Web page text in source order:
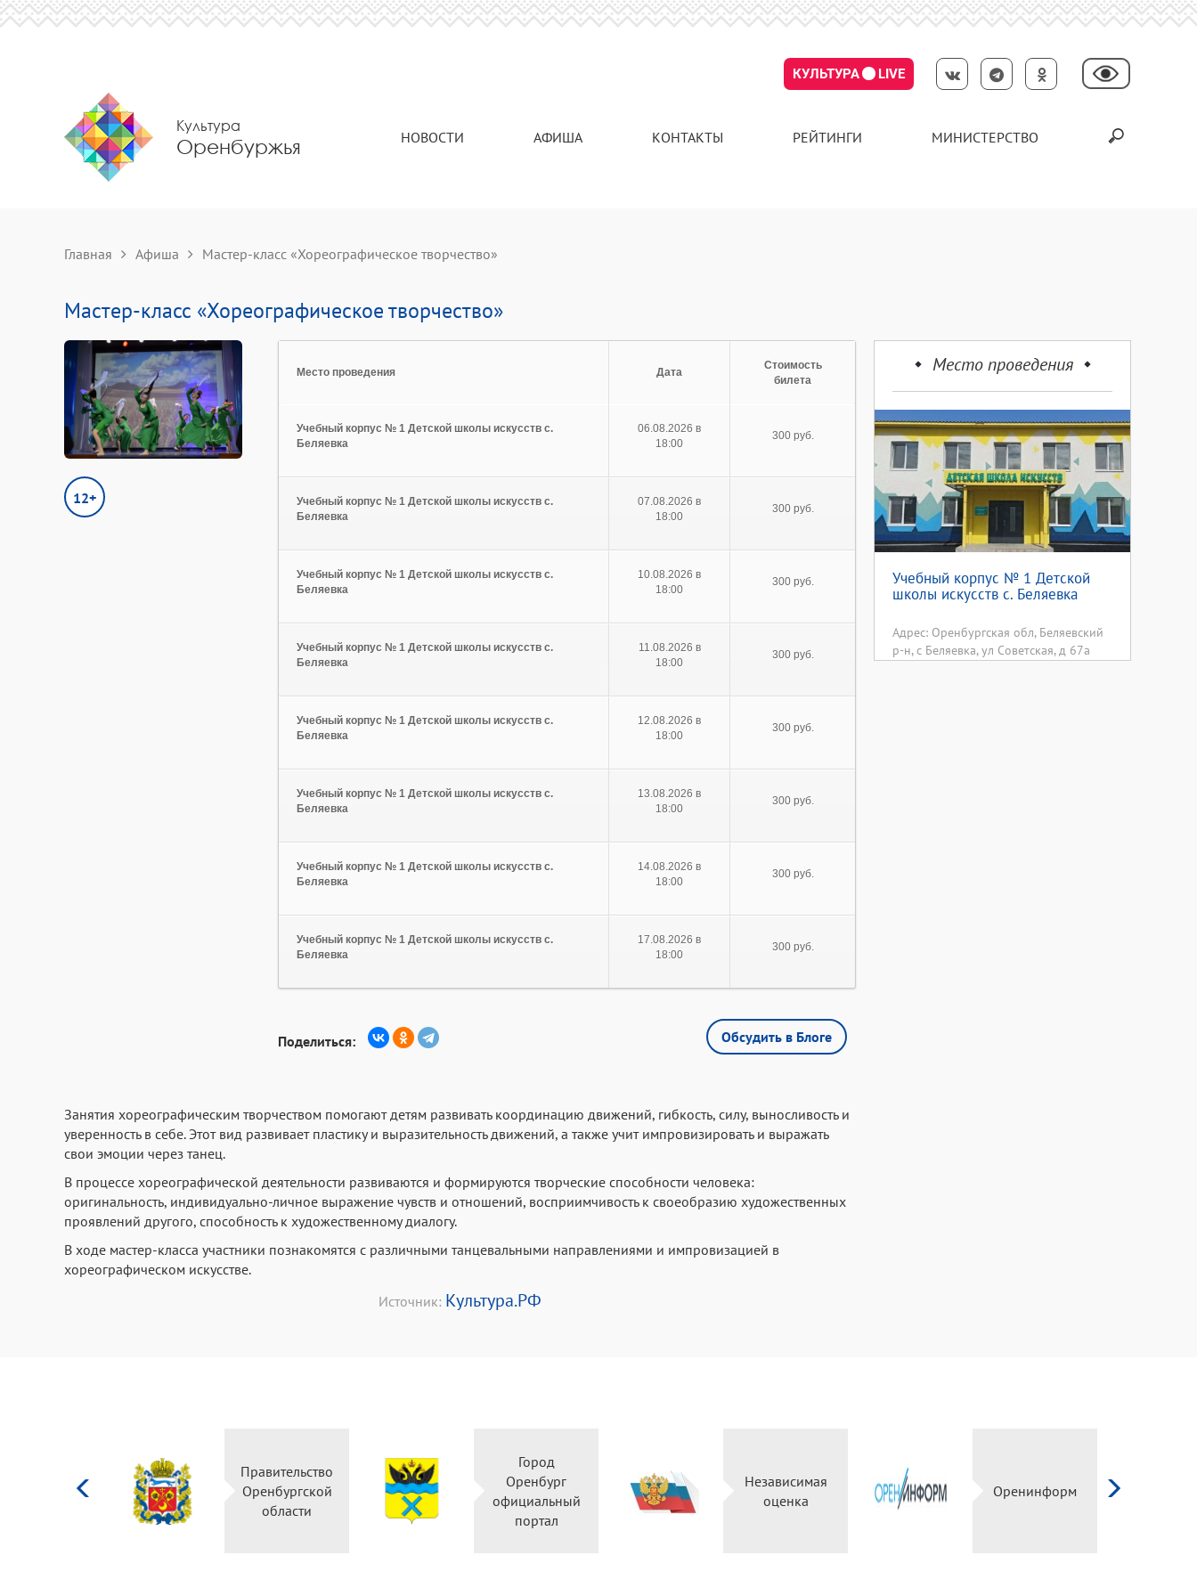
КУЛЬТУРА LIVE
Культура
Оренбуржья НОВОСТИ АФИША КОНТАКТЫ РЕЙТИНГИ МИНИСТЕРСТВО
Главная Афиша Мастер-класс «Хореографическое творчество»
Мастер-класс «Хореографическое творчество»
12+
Место проведения Дата
Стоимость
билета
Учебный корпус № 1 Детской школы искусств с.
Беляевка
06.08.2026 в
18:00
300 руб.
Учебный корпус № 1 Детской школы искусств с.
Беляевка
07.08.2026 в
18:00
300 руб.
Учебный корпус № 1 Детской школы искусств с.
Беляевка
10.08.2026 в
18:00
300 руб.
Учебный корпус № 1 Детской школы искусств с.
Беляевка
11.08.2026 в
18:00
300 руб.
Учебный корпус № 1 Детской школы искусств с.
Беляевка
12.08.2026 в
18:00
300 руб.
Учебный корпус № 1 Детской школы искусств с.
Беляевка
13.08.2026 в
18:00
300 руб.
Учебный корпус № 1 Детской школы искусств с.
Беляевка
14.08.2026 в
18:00
300 руб.
Учебный корпус № 1 Детской школы искусств с.
Беляевка
17.08.2026 в
18:00
300 руб.
Поделиться: Обсудить в Блоге
Занятия хореографическим творчеством помогают детям развивать координацию движений, гибкость, силу, выносливость и
уверенность в себе. Этот вид развивает пластику и выразительность движений, а также учит импровизировать и выражать
свои эмоции через танец.
В процессе хореографической деятельности развиваются и формируются творческие способности человека:
оригинальность, индивидуально-личное выражение чувств и отношений, восприимчивость к своеобразию художественных
проявлений другого, способность к художественному диалогу.
В ходе мастер-класса участники познакомятся с различными танцевальными направлениями и импровизацией в
хореографическом искусстве.
Источник: Культура.РФ
Место проведения
Учебный корпус № 1 Детской
школы искусств с. Беляевка
Адрес: Оренбургская обл, Беляевский
р-н, с Беляевка, ул Советская, д 67а
Правительство
Оренбургской
области
Город
Оренбург
официальный
портал
Независимая
оценка
Оренинформ